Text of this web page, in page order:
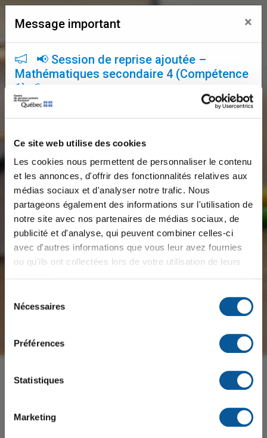
Ce site web utilise des cookies
Les cookies nous permettent de personnaliser le contenu
et les annonces, d'offrir des fonctionnalités relatives aux
médias sociaux et d'analyser notre trafic. Nous
partageons également des informations sur l'utilisation de
notre site avec nos partenaires de médias sociaux, de
publicité et d'analyse, qui peuvent combiner celles-ci
avec d'autres informations que vous leur avez fournies
ou qu'ils ont collectées lors de votre utilisation de leurs
Nécessaires
Préférences
Statistiques
Marketing
Message important ×
📢 Session de reprise ajoutée –
Mathématiques secondaire 4 (Compétence
1) 📢
Une session de reprise supplémentaire a été ajoutée
pour lacompétence 1 en mathématiques –
📅Date :6 août 2026
🕐Heure :13 h à 15 h
📍Lieu :École secondaire de Donnacona
➡️ Entrée par laporte 4. Une affiche à l'entrée indiquera
le numéro du local.
📝Inscription obligatoire par le lien suivant:
👉 Inscription pour la reprise C1 en mathématique
CST/SN -6 Août 2026 13 h – Remplir le formulaire
Pour obtenir tous les renseignements concernant
les cours d'été et les examens de reprises, veuillez
https://cssportneuf.gouv.qc.ca...
⚡ 𝙀𝙣𝙩𝙧𝙚𝙫𝙪𝙚𝙨 𝙚́𝙘𝙡𝙖𝙞𝙧 ⚡
Actualités